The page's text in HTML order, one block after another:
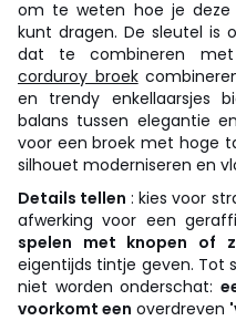
om te weten hoe je
kunt dragen. De sleutel is
dat te combineren met
corduroy broek
en trendy enkellaarsjes
balans tussen elegantie
voor een broek met hoge
silhouet moderniseren en
Details tellen : kies voor
afwerking voor een
spelen met knopen of
eigentijds tintje geven. Tot
niet worden onderschat:
voorkomt een overdreven